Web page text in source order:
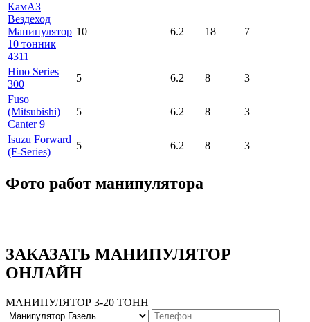
КамАЗ
Вездеход
Манипулятор
10 тонник
4311
10 6.2 18 7
Hino Series
300
5 6.2 8
3
Fuso
(Mitsubishi)
Canter 9
5 6.2 8 3
Isuzu Forward
(F-Series)
5 6.2 8 3
Фото работ манипулятора
ЗАКАЗАТЬ МАНИПУЛЯТОР
ОНЛАЙН
МАНИПУЛЯТОР 3-20 ТОНН